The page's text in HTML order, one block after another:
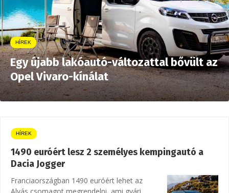
HÍREK
Egy újabb lakóautó-változattal bővült az
Opel Vivaro-kínálat
HÍREK
1490 euróért lesz 2 személyes kempingautó a
Dacia Jogger
Franciaországban 1490 euróért lehet az